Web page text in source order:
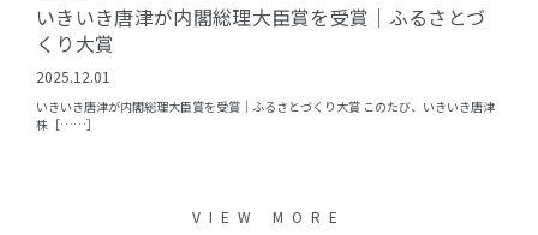
いきいき唐津が内閣総理大臣賞を受賞｜ふるさとづ
くり大賞
2025.12.01
いきいき唐津が内閣総理大臣賞を受賞｜ふるさとづくり大賞 このたび、いきいき唐津
株［……］
VIEW MORE